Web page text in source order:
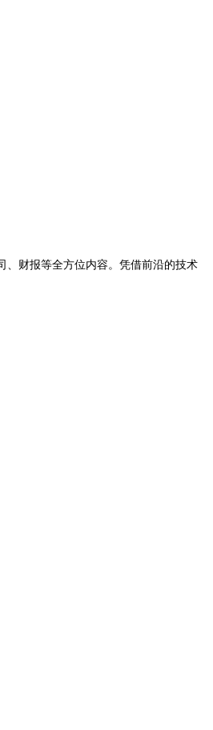
、财报等全方位内容。凭借前沿的技术